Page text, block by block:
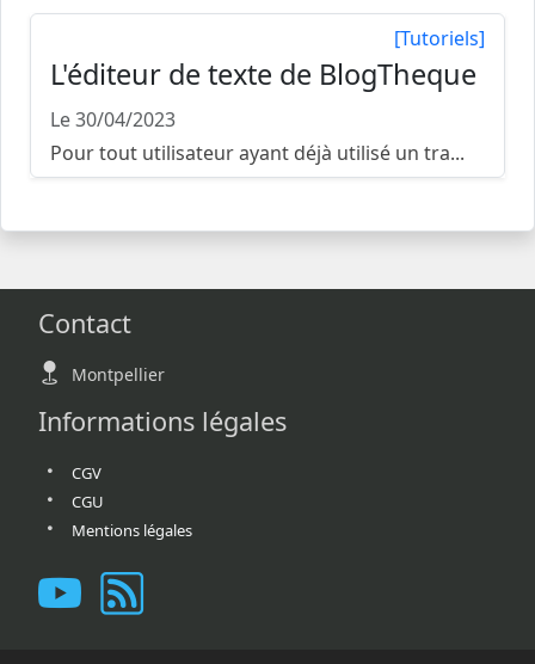
[Tutoriels]
L'éditeur de texte de BlogTheque
Le 30/04/2023
Pour tout utilisateur ayant déjà utilisé un tra...
Contact
Montpellier
Informations légales
CGV
CGU
Mentions légales